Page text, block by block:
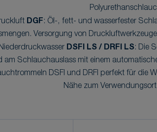
DGF : Öl-, fett- und wasserfester
Versorgung von
DSFI LS / DRFI LS: Die
am Schlauchauslass mit einem
DSFI und DRFI perfekt für die
Nähe zum